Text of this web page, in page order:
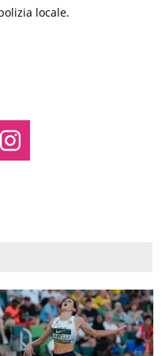
locale.